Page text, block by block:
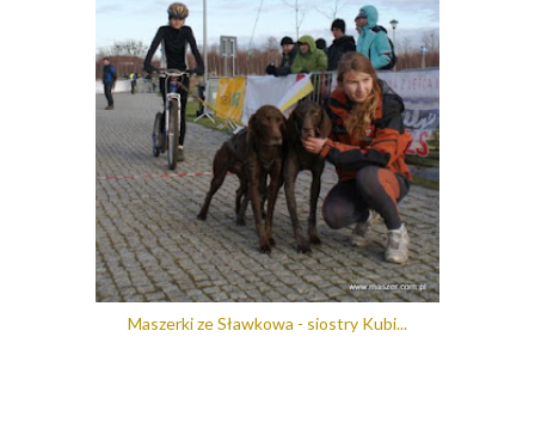
Maszerki ze Sławkowa - siostry Kubi...